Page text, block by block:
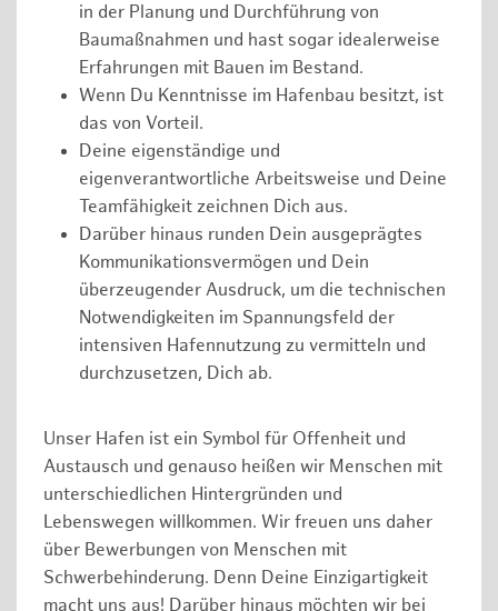
in der Planung und Durchführung von
Baumaßnahmen und hast sogar idealerweise
Erfahrungen mit Bauen im Bestand.
Wenn Du Kenntnisse im Hafenbau besitzt, ist
das von Vorteil.
Deine eigenständige und
eigenverantwortliche Arbeitsweise und Deine
Teamfähigkeit zeichnen Dich aus.
Darüber hinaus runden Dein ausgeprägtes
Kommunikationsvermögen und Dein
überzeugender Ausdruck, um die technischen
Notwendigkeiten im Spannungsfeld der
intensiven Hafennutzung zu vermitteln und
durchzusetzen, Dich ab.
Unser Hafen ist ein Symbol für Offenheit und
Austausch und genauso heißen wir Menschen mit
unterschiedlichen Hintergründen und
Lebenswegen willkommen. Wir freuen uns daher
über Bewerbungen von Menschen mit
Schwerbehinderung. Denn Deine Einzigartigkeit
macht uns aus! Darüber hinaus möchten wir bei